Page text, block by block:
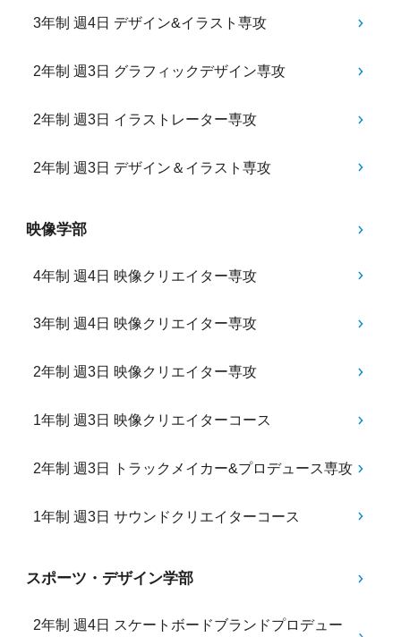
3年制 週4日 デザイン&イラスト専攻
2年制 週3日 グラフィックデザイン専攻
2年制 週3日 イラストレーター専攻
2年制 週3日 デザイン＆イラスト専攻
映像学部
4年制 週4日 映像クリエイター専攻
3年制 週4日 映像クリエイター専攻
2年制 週3日 映像クリエイター専攻
1年制 週3日 映像クリエイターコース
2年制 週3日 トラックメイカー&プロデュース専攻
1年制 週3日 サウンドクリエイターコース
スポーツ・デザイン学部
2年制 週4日 スケートボードブランドプロデュー